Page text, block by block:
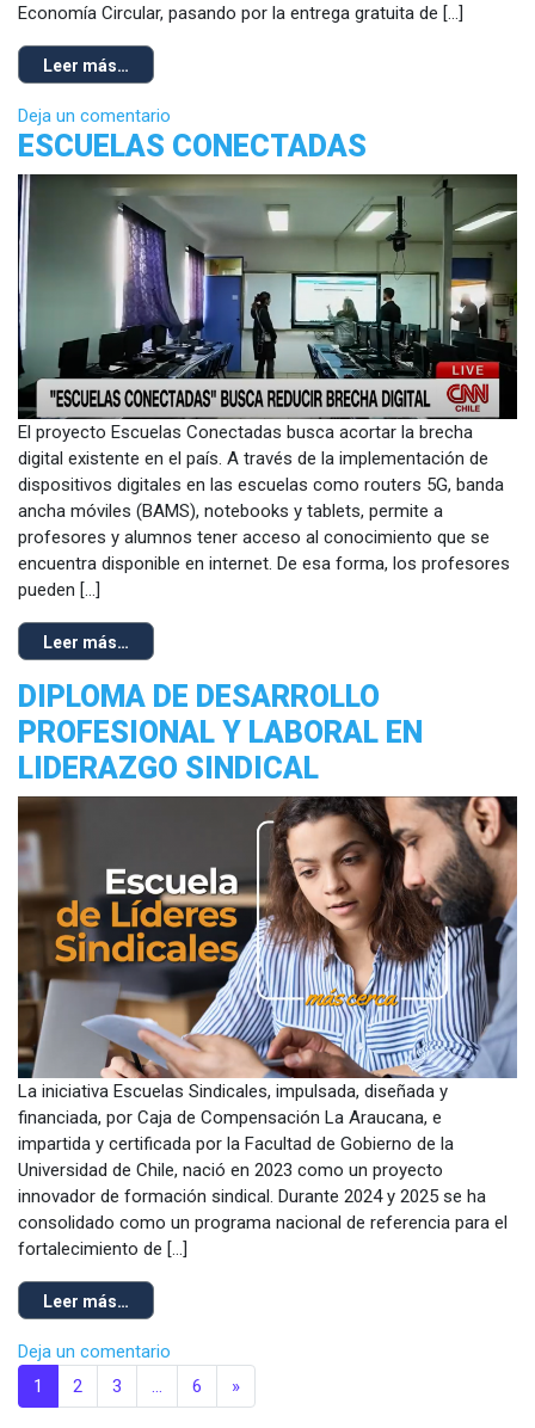
Economía Circular, pasando por la entrega gratuita de […]
Leer más…
Deja un comentario
ESCUELAS CONECTADAS
El proyecto Escuelas Conectadas busca acortar la brecha
digital existente en el país. A través de la implementación de
dispositivos digitales en las escuelas como routers 5G, banda
ancha móviles (BAMS), notebooks y tablets, permite a
profesores y alumnos tener acceso al conocimiento que se
encuentra disponible en internet. De esa forma, los profesores
pueden […]
Leer más…
DIPLOMA DE DESARROLLO
PROFESIONAL Y LABORAL EN
LIDERAZGO SINDICAL
La iniciativa Escuelas Sindicales, impulsada, diseñada y
financiada, por Caja de Compensación La Araucana, e
impartida y certificada por la Facultad de Gobierno de la
Universidad de Chile, nació en 2023 como un proyecto
innovador de formación sindical. Durante 2024 y 2025 se ha
consolidado como un programa nacional de referencia para el
fortalecimiento de […]
Leer más…
Deja un comentario
1
2 3 … 6 »